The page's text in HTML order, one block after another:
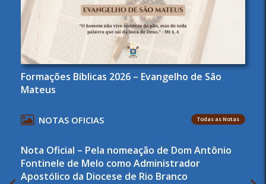
Formações Bíblicas 2026 – Evangelho de São
Mateus
NOTAS OFICIAS Todas as Notas
Nota Oficial – Pela nomeação de Dom Antônio
Fontinele de Melo como Administrador
Apostólico da Diocese de Rio Branco